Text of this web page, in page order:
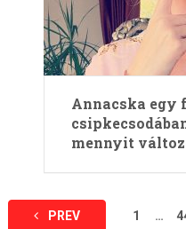
Annacska egy
mennyit
Bejegyzések
PREV 1 …